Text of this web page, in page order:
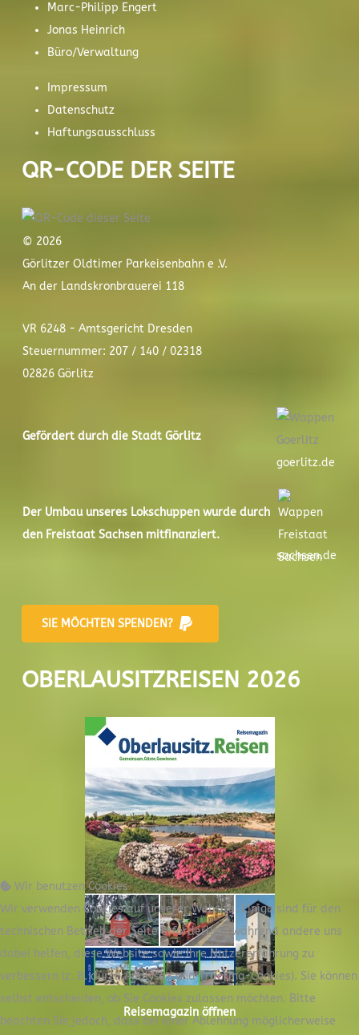
Marc-Philipp Engert
Jonas Heinrich
Büro/Verwaltung
Impressum
Datenschutz
Haftungsausschluss
QR-CODE DER SEITE
© 2026
Görlitzer Oldtimer Parkeisenbahn e .V.
An der Landskronbrauerei 118
VR 6248 - Amtsgericht Dresden
Steuernummer: 207 / 140 / 02318
02826 Görlitz
Gefördert durch die Stadt Görlitz
goerlitz.de
Der Umbau unseres Lokschuppen wurde durch
den Freistaat Sachsen mitfinanziert.
sachsen.de
SIE MÖCHTEN SPENDEN?
OBERLAUSITZREISEN 2026
Reisemagazin öffnen
Wir benutzen Cookies
Wir verwenden Cookies auf unserer Website. Einige sind für den
technischen Betrieb der Seite erforderlich, während andere uns
dabei helfen, diese Website sowie Ihre Nutzererfahrung zu
verbessern (z. B. durch Analyse- und Tracking-Cookies). Sie können
selbst entscheiden, ob Sie Cookies zulassen möchten. Bitte
beachten Sie jedoch, dass bei einer Ablehnung möglicherweise